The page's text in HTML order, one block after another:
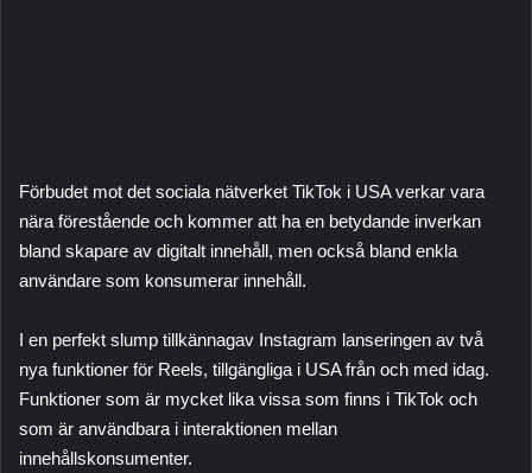
Förbudet mot det sociala nätverket TikTok i USA verkar vara
nära förestående och kommer att ha en betydande inverkan
bland skapare av digitalt innehåll, men också bland enkla
användare som konsumerar innehåll.
I en perfekt slump tillkännagav Instagram lanseringen av två
nya funktioner för Reels, tillgängliga i USA från och med idag.
Funktioner som är mycket lika vissa som finns i TikTok och
som är användbara i interaktionen mellan
innehållskonsumenter.